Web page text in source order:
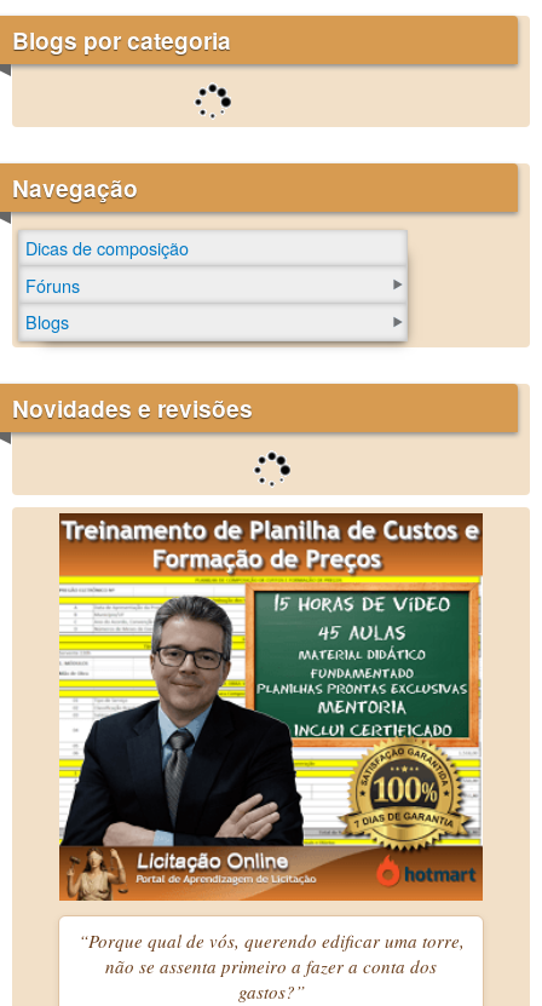
Blogs por categoria
Navegação
Dicas de composição
Fóruns
Blogs
Novidades e revisões
“Porque qual de vós, querendo edificar uma torre,
não se assenta primeiro a fazer a conta dos
gastos?”